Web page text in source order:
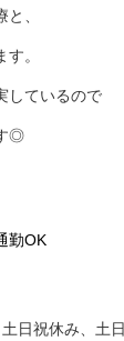
、
。
しているので
◎
勤OK
日祝休み、土